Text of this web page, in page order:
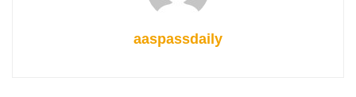
aaspassdaily